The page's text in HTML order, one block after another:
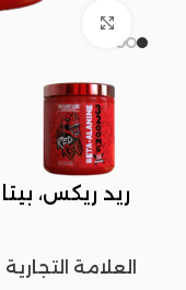
العلامة التجارية